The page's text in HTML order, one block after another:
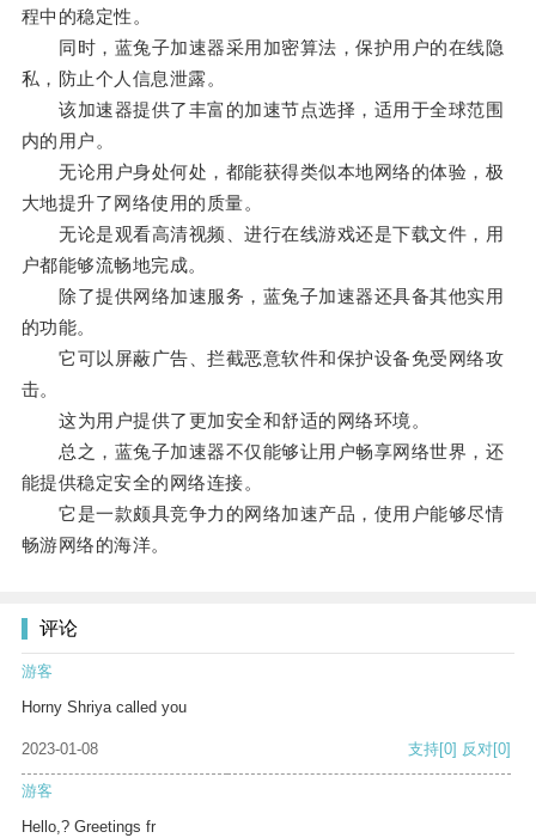
程中的稳定性。
同时，蓝兔子加速器采用加密算法，保护用户的在线隐
私，防止个人信息泄露。
该加速器提供了丰富的加速节点选择，适用于全球范围
内的用户。
无论用户身处何处，都能获得类似本地网络的体验，极
大地提升了网络使用的质量。
无论是观看高清视频、进行在线游戏还是下载文件，用
户都能够流畅地完成。
除了提供网络加速服务，蓝兔子加速器还具备其他实用
的功能。
它可以屏蔽广告、拦截恶意软件和保护设备免受网络攻
击。
这为用户提供了更加安全和舒适的网络环境。
总之，蓝兔子加速器不仅能够让用户畅享网络世界，还
能提供稳定安全的网络连接。
它是一款颇具竞争力的网络加速产品，使用户能够尽情
畅游网络的海洋。
评论
游客
Horny Shriya called you
2023-01-08 支持[0] 反对[0]
游客
Hello,? Greetings fr